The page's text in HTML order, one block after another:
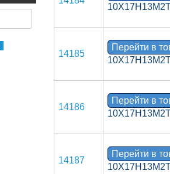
14185
Перейти в
14186
Перейти в
14187
Перейти в